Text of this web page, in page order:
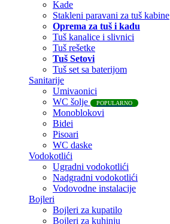
Kade
Stakleni paravani za tuš kabine
Oprema za tuš i kadu
Tuš kanalice i slivnici
Tuš rešetke
Tuš Setovi
Tuš set sa baterijom
Sanitarije
Umivaonici
WC šolje
POPULARNO
Monoblokovi
Bidei
Pisoari
WC daske
Vodokotlići
Ugradni vodokotlići
Nadgradni vodokotlići
Vodovodne instalacije
Bojleri
Bojleri za kupatilo
Bojleri za kuhinju